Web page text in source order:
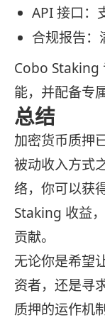
API 接口：
合规报告：
Cobo Staking
能，并配备专
总结
加密货币质押
被动收入方式
络，你可以获
Staking 收益
贡献。
无论你是希望
资者，还是寻
质押的运作机